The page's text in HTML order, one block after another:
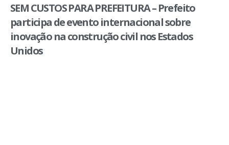
SEM CUSTOS PARA PREFEITURA – Prefeito
participa de evento internacional sobre
inovação na construção civil nos Estados
Unidos